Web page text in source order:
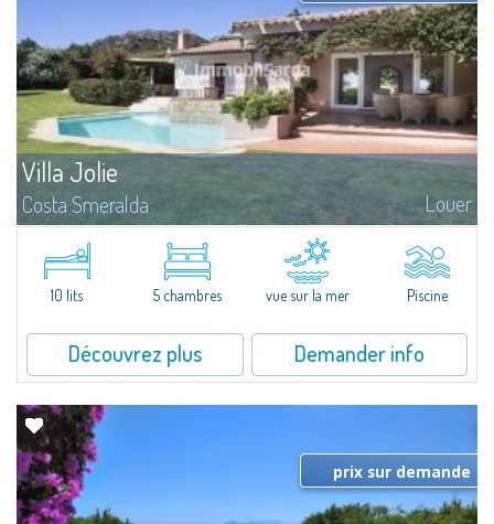
Villa Jolie
Costa Smeralda Louer
À proximité du fameux Hotel Cala di Volpe, se trouve cette belle villa
indépendante entourée d'une riche végétation qui préserve toute son
intimité.Sur un seul niveau, avec une merveilleuse vue mer, elle se...
10 lits 5 chambres vue sur la mer Piscine
Découvrez plus Demander info
prix sur demande